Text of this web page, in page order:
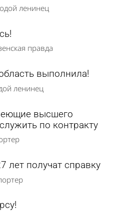
ленинец
правда
выполнила!
ленинец
высшего
по контракту
лет получат справку